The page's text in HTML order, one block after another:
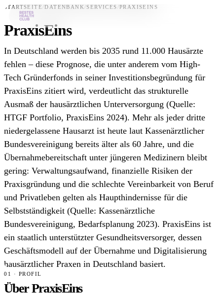
Datenbank
News
Für Unternehmen
Jetzt downloaden
STARTSEITE /DATENBANK /SERVICES /PRAXISEINS
PraxisEins
In Deutschland werden bis 2035 rund 11.000 Hausärzte
fehlen – diese Prognose, die unter anderem vom High-
Tech Gründerfonds in seiner Investitionsbegründung für
PraxisEins zitiert wird, verdeutlicht das strukturelle
Ausmaß der hausärztlichen Unterversorgung (Quelle:
HTGF Portfolio, PraxisEins 2024). Mehr als jeder dritte
niedergelassene Hausarzt ist heute laut Kassenärztlicher
Bundesvereinigung bereits älter als 60 Jahre, und die
Übernahmebereitschaft unter jüngeren Medizinern bleibt
gering: Verwaltungsaufwand, finanzielle Risiken der
Praxisgründung und die schlechte Vereinbarkeit von Beruf
und Privatleben gelten als Haupthindernisse für die
Selbstständigkeit (Quelle: Kassenärztliche
Bundesvereinigung, Bedarfsplanung 2023). PraxisEins ist
ein staatlich unterstützter Gesundheitsversorger, dessen
Geschäftsmodell auf der Übernahme und Digitalisierung
hausärztlicher Praxen in Deutschland basiert.
01 · PROFIL
Über PraxisEins